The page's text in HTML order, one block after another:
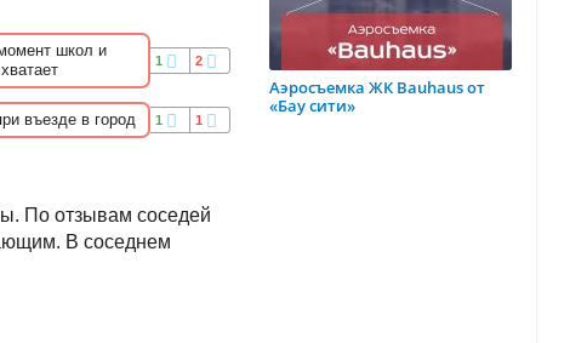
школ и
1 2
въезде в город 1 1
По отзывам соседей
В соседнем
Аэросъемка ЖК Bauhaus от
«Бау сити»